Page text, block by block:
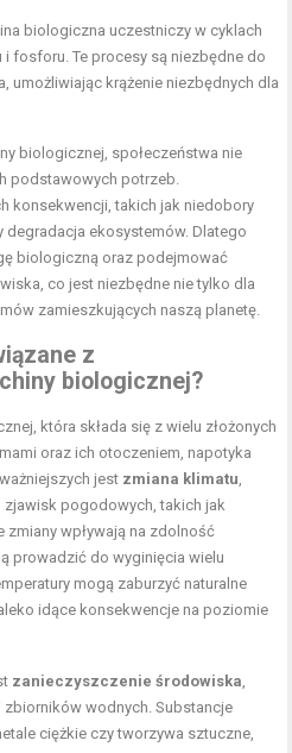
biologiczna uczestniczy w cyklach
fosforu. Te procesy są niezbędne do
umożliwiając krążenie niezbędnych dla
biologicznej, społeczeństwa nie
podstawowych potrzeb.
konsekwencji, takich jak niedobory
degradacja ekosystemów. Dlatego
biologiczną oraz podejmować
co jest niezbędne nie tylko dla
zamieszkujących naszą planetę.
z
biologicznej?
która składa się z wielu złożonych
oraz ich otoczeniem, napotyka
jest zmiana klimatu
pogodowych, takich jak
zmiany wpływają na zdolność
prowadzić do wyginięcia wielu
mogą zaburzyć naturalne
idące konsekwencje na poziomie
zanieczyszczenie środowiska
wodnych. Substancje
ciężkie czy tworzywa sztuczne,